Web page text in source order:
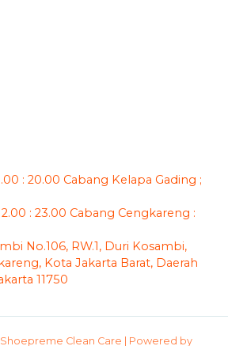
: 20.00 Cabang Kelapa Gading ;
: 23.00 Cabang Cengkareng :
No.106, RW.1, Duri Kosambi,
Kota Jakarta Barat, Daerah
11750
Clean Care | Powered by